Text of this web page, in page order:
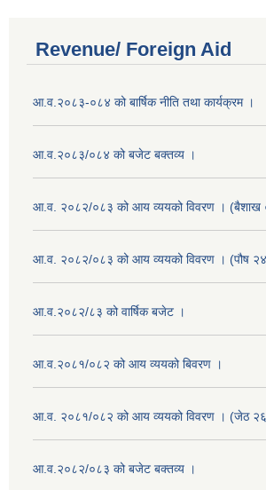
Revenue/ Foreign Aid
आ.व.२०८३-०८४ को बार्षिक नीति तथा कार्यक्रम ।
आ.व.२०८३/०८४ को बजेट बक्तव्य ।
आ.व. २०८२/०८३ को आय व्ययको विवरण । (बैशाख
आ.व. २०८२/०८३ को आय व्ययको विवरण । (पौष
आ.व.२०८२/८३ को वार्षिक बजेट ।
आ.व.२०८१/०८२ को आय व्ययको बिवरण ।
आ.व. २०८१/०८२ को आय व्ययको विवरण । (जेठ २६
आ.व.२०८२/०८३ को बजेट बक्तव्य ।